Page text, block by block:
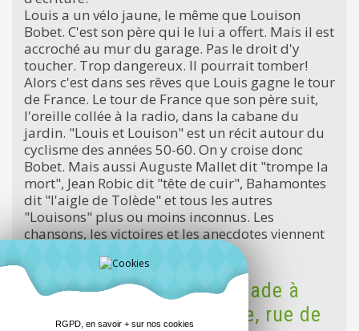
Louis a un vélo jaune, le même que Louison
Bobet. C'est son père qui le lui a offert. Mais il est
accroché au mur du garage. Pas le droit d'y
toucher. Trop dangereux. Il pourrait tomber!
Alors c'est dans ses rêves que Louis gagne le tour
de France. Le tour de France que son père suit,
l'oreille collée à la radio, dans la cabane du
jardin. "Louis et Louison" est un récit autour du
cyclisme des années 50-60. On y croise donc
Bobet. Mais aussi Auguste Mallet dit "trompe la
mort", Jean Robic dit "tête de cuir", Bahamontes
dit "l'aigle de Tolède" et tous les autres
"Louisons" plus ou moins inconnus. Les
chansons, les victoires et les anecdotes viennent
Rendez-vous après la balade à
19h au local de Vélo Utile, rue de
RGPD, en savoir + sur nos cookies